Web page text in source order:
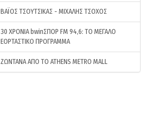
ΒΑΪΟΣ ΤΣΟΥΤΣΙΚΑΣ - ΜΙΧΑΛΗΣ ΤΣΟΧΟΣ
30 ΧΡΟΝΙΑ bwinΣΠΟΡ FM 94,6: ΤΟ ΜΕΓΑΛΟ
ΕΟΡΤΑΣΤΙΚΟ ΠΡΟΓΡΑΜΜΑ
ΖΩΝΤΑΝΑ ΑΠΟ ΤΟ ATHENS METRO MALL